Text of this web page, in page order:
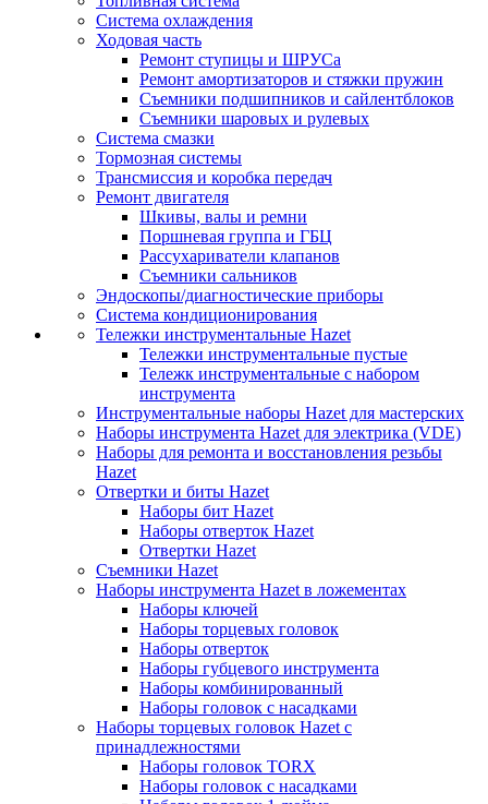
Система охлаждения
Ходовая часть
Ремонт ступицы и ШРУСа
Ремонт амортизаторов и стяжки пружин
Съемники подшипников и сайлентблоков
Съемники шаровых и рулевых
Система смазки
Тормозная системы
Трансмиссия и коробка передач
Ремонт двигателя
Шкивы, валы и ремни
Поршневая группа и ГБЦ
Рассухариватели клапанов
Съемники сальников
Эндоскопы/диагностические приборы
Система кондиционирования
Тележки инструментальные Hazet
Тележки инструментальные пустые
Тележк инструментальные с набором
инструмента
Инструментальные наборы Hazet для мастерских
Наборы инструмента Hazet для электрика (VDE)
Наборы для ремонта и восстановления резьбы
Hazet
Отвертки и биты Hazet
Наборы бит Hazet
Наборы отверток Hazet
Отвертки Hazet
Съемники Hazet
Наборы инструмента Hazet в ложементах
Наборы ключей
Наборы торцевых головок
Наборы отверток
Наборы губцевого инструмента
Наборы комбинированный
Наборы головок с насадками
Наборы торцевых головок Hazet с
принадлежностями
Наборы головок TORX
Наборы головок с насадками